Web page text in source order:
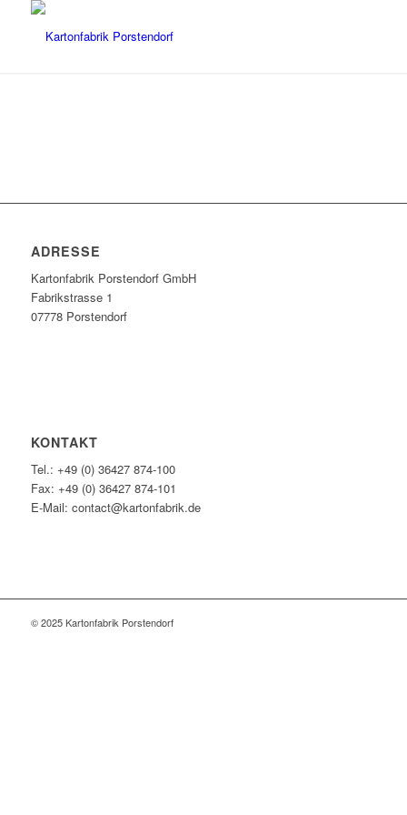
ADRESSE
Kartonfabrik Porstendorf GmbH
Fabrikstrasse 1
07778 Porstendorf
KONTAKT
Tel.: +49 (0) 36427 874-100
Fax: +49 (0) 36427 874-101
E-Mail: contact@kartonfabrik.de
© 2025 Kartonfabrik Porstendorf